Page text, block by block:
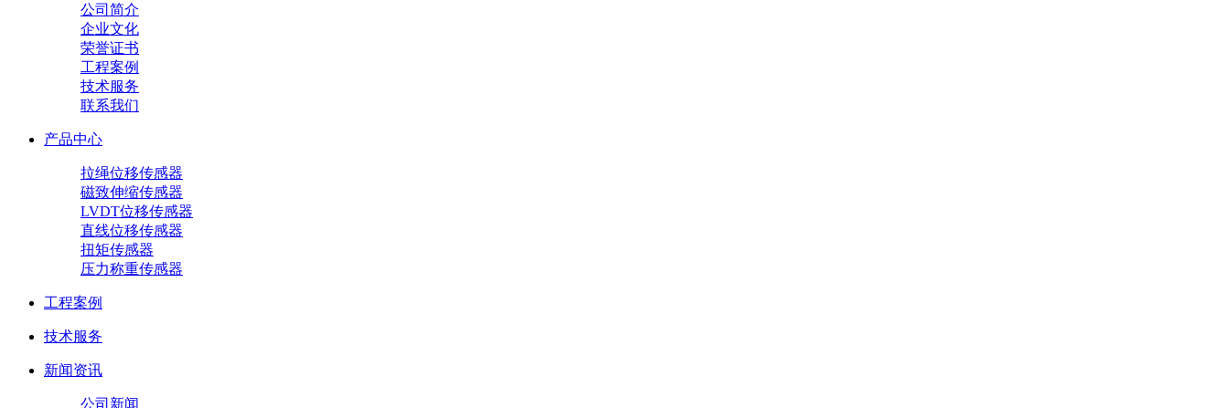
公司简介
企业文化
荣誉证书
工程案例
技术服务
联系我们
产品中心
拉绳位移传感器
磁致伸缩传感器
LVDT位移传感器
直线位移传感器
扭矩传感器
压力称重传感器
工程案例
技术服务
新闻资讯
公司新闻